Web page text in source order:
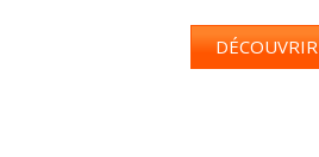
DÉCOUVRIR